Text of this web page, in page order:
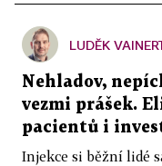
LUDĚK
Nehladov,
vezmi prášek.
pacientů i
Injekce si běžní lidé